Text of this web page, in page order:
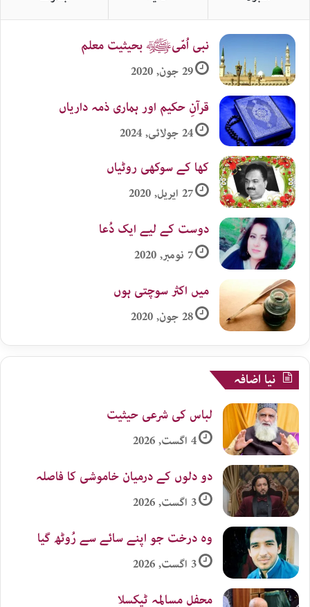
نبی اُمّیﷺ بحیثیت معلم
29 جون, 2020
قرآنِ حکیم اور ہماری ذمہ داریاں
24 جولائی, 2024
کھا کے سوکھی روٹیاں
27 اپریل, 2020
دوست کے لیے ایک دُعا
7 نومبر, 2020
میں اکثر سوچتی ہوں
28 جون, 2020
نیا اضافہ
لباس کی شرعی حیثیت
4 اگست, 2026
دو دلوں کے درمیان خاموشی کا فاصلہ
3 اگست, 2026
وہ درخت جو اپنے سائے سے رُوٹھ گیا
3 اگست, 2026
محفلِ مسالمہ ٹیکسلا